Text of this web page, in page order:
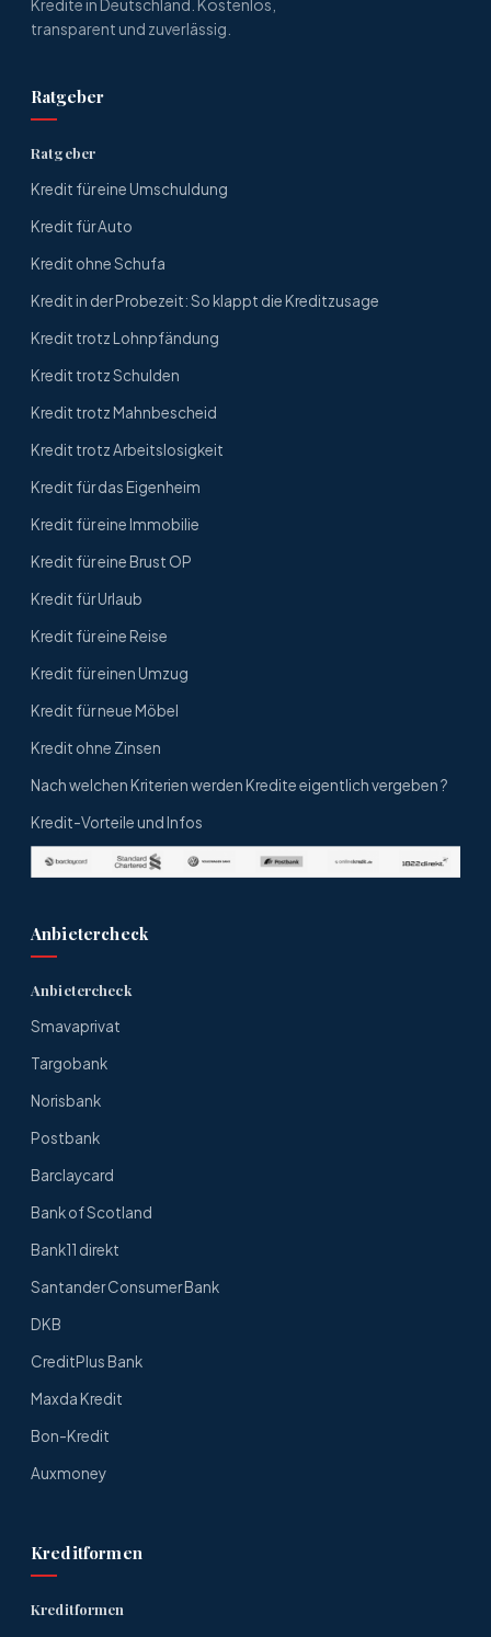
Kredite in Deutschland. Kostenlos,
transparent und zuverlässig.
Ratgeber
Ratgeber
Kredit für eine Umschuldung
Kredit für Auto
Kredit ohne Schufa
Kredit in der Probezeit: So klappt die Kreditzusage
Kredit trotz Lohnpfändung
Kredit trotz Schulden
Kredit trotz Mahnbescheid
Kredit trotz Arbeitslosigkeit
Kredit für das Eigenheim
Kredit für eine Immobilie
Kredit für eine Brust OP
Kredit für Urlaub
Kredit für eine Reise
Kredit für einen Umzug
Kredit für neue Möbel
Kredit ohne Zinsen
Nach welchen Kriterien werden Kredite eigentlich vergeben ?
Kredit-Vorteile und Infos
Anbietercheck
Anbietercheck
Smavaprivat
Targobank
Norisbank
Postbank
Barclaycard
Bank of Scotland
Bank11 direkt
Santander Consumer Bank
DKB
CreditPlus Bank
Maxda Kredit
Bon-Kredit
Auxmoney
Kreditformen
Kreditformen